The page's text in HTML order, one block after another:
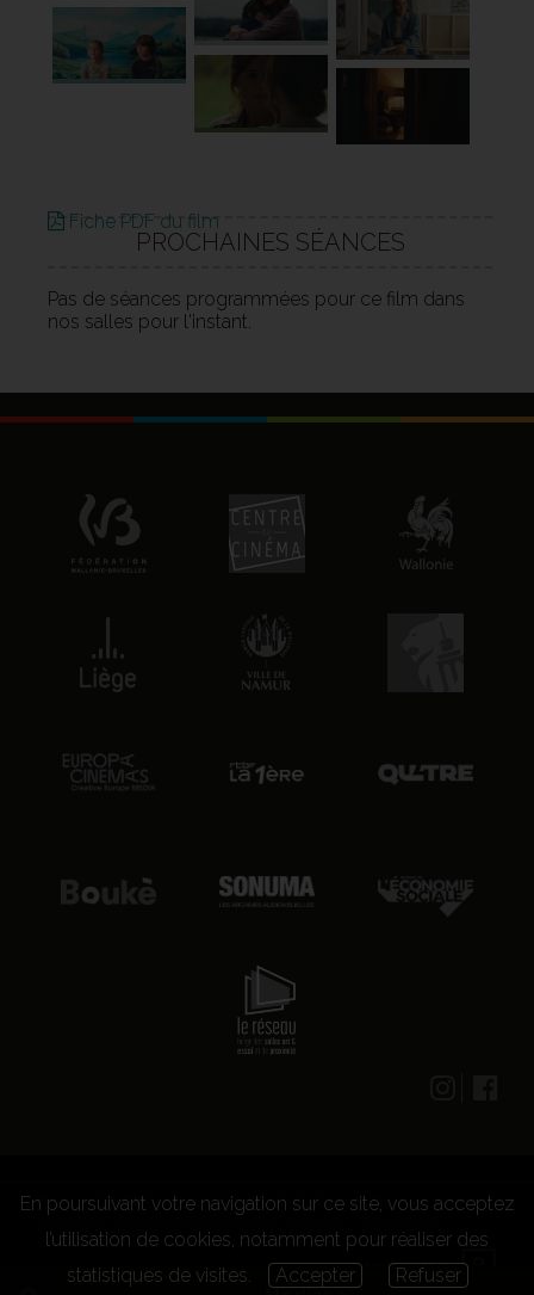
Fiche PDF du film
PROCHAINES SÉANCES
Pas de séances programmées pour ce film dans
nos salles pour l'instant.
© 2026 CENTRE CULTUREL LES GRIGNOUX ASBL -
Kit presse
Conditions générales d'utilisation
concours
En poursuivant votre navigation sur ce site, vous acceptez
l’utilisation de cookies, notamment pour réaliser des
statistiques de visites.
Accepter Refuser